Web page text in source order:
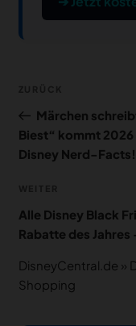
BeitragMärchen
Biest“ kommt
Disney Nerd-
Beitrag
Alle Disney Black
Rabatte des
DisneyCentral.de »
Shopping